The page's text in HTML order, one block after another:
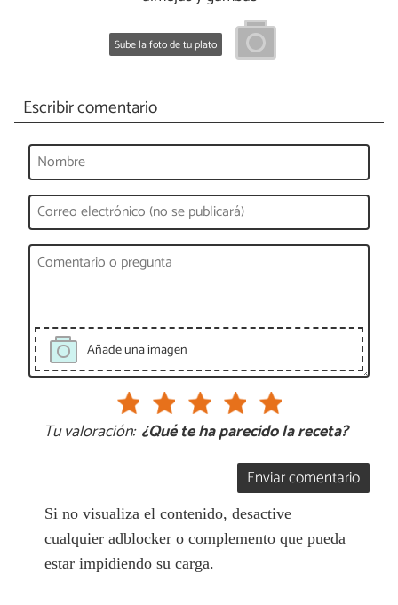
Sube la foto de tu plato
Escribir comentario
Añade una imagen
Tu valoración: ¿Qué te ha parecido la receta?
Enviar comentario
Si no visualiza el contenido, desactive
cualquier adblocker o complemento que pueda
estar impidiendo su carga.